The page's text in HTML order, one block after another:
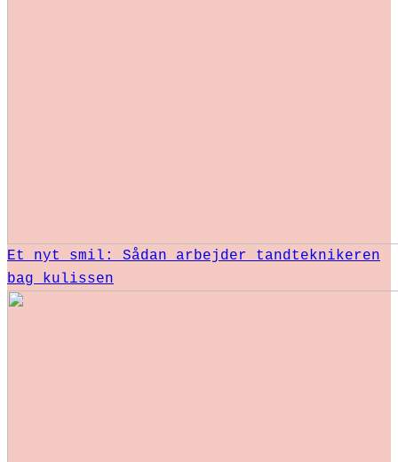
Et nyt smil: Sådan arbejder tandteknikeren
bag kulissen